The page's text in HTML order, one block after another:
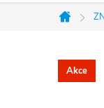
Domů
Akce